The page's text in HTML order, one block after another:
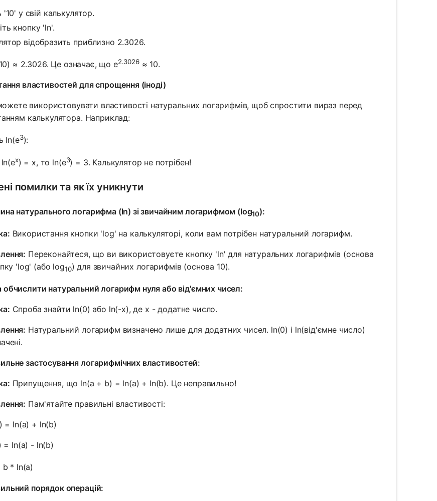
'10' у свій калькулятор.
кнопку 'ln'.
відобразить приблизно 2.3026.
≈ 2.3026. Це означає, що e2.3026≈ 10.
властивостей для спрощення (іноді)
використовувати властивості натуральних логарифмів, щоб спростити вираз перед
калькулятора. Наприклад:
ln(e3):
x) = x, то ln(e3) = 3. Калькулятор не потрібен!
помилки та як їх уникнути
натурального логарифма (ln) зі звичайним логарифмом (log10):
Використання кнопки 'log' на калькуляторі, коли вам потрібен натуральний логарифм.
Переконайтеся, що ви використовуєте кнопку 'ln' для натуральних логарифмів (основа
'log' (або log10) для звичайних логарифмів (основа 10).
обчислити натуральний логарифм нуля або від'ємних чисел:
Спроба знайти ln(0) або ln(-x), де x - додатне число.
Натуральний логарифм визначено лише для додатних чисел. ln(0) і ln(від'ємне число)
застосування логарифмічних властивостей:
Припущення, що ln(a + b) = ln(a) + ln(b). Це неправильно!
Пам'ятайте правильні властивості:
= ln(a) + ln(b)
= ln(a) - ln(b)
b * ln(a)
порядок операцій: